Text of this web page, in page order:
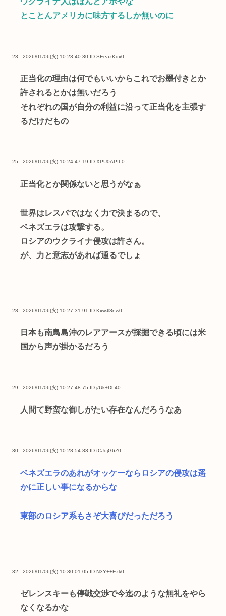
とことんアメリカに味方するしか無いのに
23 : 2026/01/06(火) 10:23:40.30 ID:SEeazKqx0
正当化の理由は何でもいいからこれでお墨付きとか
許されるとかは無いだろう
それぞれの国が自分の利益に沿って正当化を主張す
るだけだもの
25 : 2026/01/06(火) 10:24:47.19 ID:XPU0APIL0
正当化とか関係ないと思うがなぁ
世界はレスバではなく力で決まるので、
ベネズエラは攻撃する。
ロシアのウクライナ侵攻は許さん。
が、力と意志があれば通るでしょ
28 : 2026/01/06(火) 10:27:31.91 ID:KxwJl8nw0
日本も南鳥島沖のレアアースが採掘できる頃には米
国から声が掛かるだろう
29 : 2026/01/06(火) 10:27:48.75 ID:j/Uk+Dh40
人間て野蛮な御しがたい存在なんだろうなあ
30 : 2026/01/06(火) 10:28:54.88 ID:tCJojG6Z0
ベネズエラのあれがオッケーならロシアの侵攻は遥
かに正しい事になるからな
東部のロシア系もさぞ大喜びだっただろう
32 : 2026/01/06(火) 10:30:01.05 ID:N3Y++Ezk0
ゼレンスキーも停戦交渉で今迄のような無礼をやら
なくなるかな